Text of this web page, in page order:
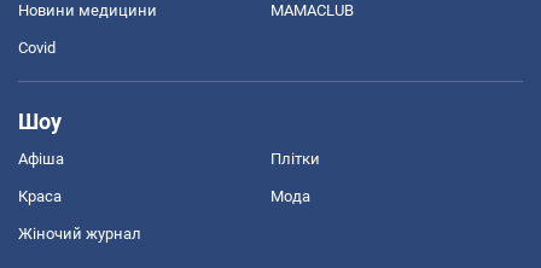
Новини медицини MAMACLUB
Covid
Шоу
Афіша Плітки
Краса Мода
Жіночий журнал